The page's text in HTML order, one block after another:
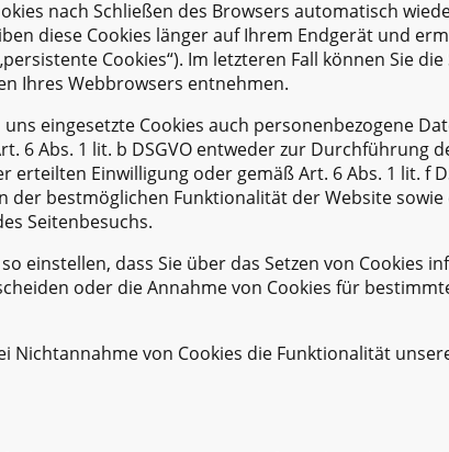
nach Schließen des Browsers automatisch
diese Cookies länger auf Ihrem Endgerät und
Cookies“). Im letzteren Fall können Sie
Ihres Webbrowsers entnehmen.
eingesetzte Cookies auch personenbezogene
6 Abs. 1 lit. b DSGVO entweder zur Durchführung
erteilten Einwilligung oder gemäß Art. 6 Abs. 1 lit. f
der bestmöglichen Funktionalität der Website
Seitenbesuchs.
einstellen, dass Sie über das Setzen von Cookies
oder die Annahme von Cookies für
Nichtannahme von Cookies die Funktionalität